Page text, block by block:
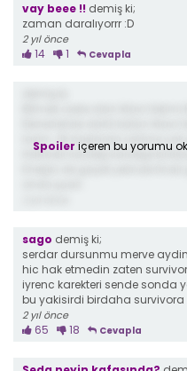
vay beee !! demiş ki;
zaman daralıyorrr :D
2 yıl önce
14 1 Cevapla
lazım. İlk başlarda üstüne çok
Haftadır kardeşi kardeşe
Spoiler içeren bu yorumu
sago demiş ki;
serdar dursunmu merve
hic hak etmedin zaten
iyrenc karekteri sende sonda
bu yakisirdi birdaha
2 yıl önce
65 18 Cevapla